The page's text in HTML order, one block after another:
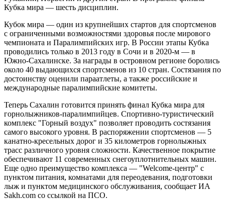
Кубка мира — шесть дисциплин.
Кубок мира — один из крупнейших стартов для спортсменов
с ограниченными возможностями здоровья после мирового
чемпионата и Паралимпийских игр. В России этапы Кубка
проводились только в 2013 году в Сочи и в 2020-м — в
Южно-Сахалинске. За награды в островном регионе боролись
около 40 выдающихся спортсменов из 10 стран. Состязания по
достоинству оценили параатлеты, а также российские и
международные паралимпийские комитеты.
Теперь Сахалин готовится принять финал Кубка мира для
горнолыжников-паралимпийцев. Спортивно-туристический
комплекс "Горный воздух" позволяет проводить состязания
самого высокого уровня. В распоряжении спортсменов — 5
канатно-кресельных дорог и 35 километров горнолыжных
трасс различного уровня сложности. Качественное покрытие
обеспечивают 11 современных снегоуплотнительных машин.
Еще одно преимущество комплекса — "Welcome-центр" с
пунктом питания, комнатами для переодевания, подготовки
лыж и пунктом медицинского обслуживания, сообщает ИА
Sakh.com со ссылкой на ПСО.